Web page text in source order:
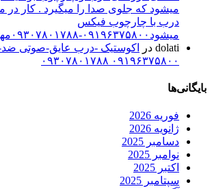
میشود که جلوی صدا را میگیرد . کار در
درب با چارچوب فیکس
میشود۰۹۱۹۶۳۷۵۸۰۰-۰۹۳۰۷۸۰۱۷۸۸مهندس دولتی
dolati در
اکوستیک -درب عایق-صوتی
۰۹۱۹۶۳۷۵۸۰۰ ۰۹۳۰۷۸۰۱۷۸۸
بایگانی‌ها
فوریه 2026
ژانویه 2026
دسامبر 2025
نوامبر 2025
اکتبر 2025
سپتامبر 2025